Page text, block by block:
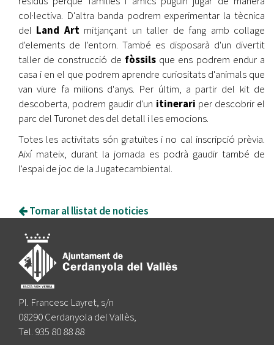
col·lectiva. D'altra banda podrem experimentar la tècnica
del Land Artmitjançant un taller de fang amb collage
d'elements de l'entorn. També es disposarà d'un divertit
taller de construcció de fòssilsque ens podrem endur a
casa i en el que podrem aprendre curiositats d'animals que
van viure fa milions d'anys. Per últim, a partir del kit de
descoberta, podrem gaudir d'un itinerari per descobrir el
parc del Turonet des del detall i les emocions.
Totes les activitats són gratuïtes i no cal inscripció prèvia.
Així mateix, durant la jornada es podrà gaudir també de
l'espai de joc de la Jugatecambiental.
Tornar al llistat de noticies
Pl. Francesc Layret, s/n
08290 Cerdanyola del Vallès,
Tel. 935 80 88 88